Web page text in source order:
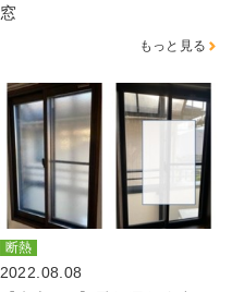
窓
もっと見る
断熱
2022.08.08